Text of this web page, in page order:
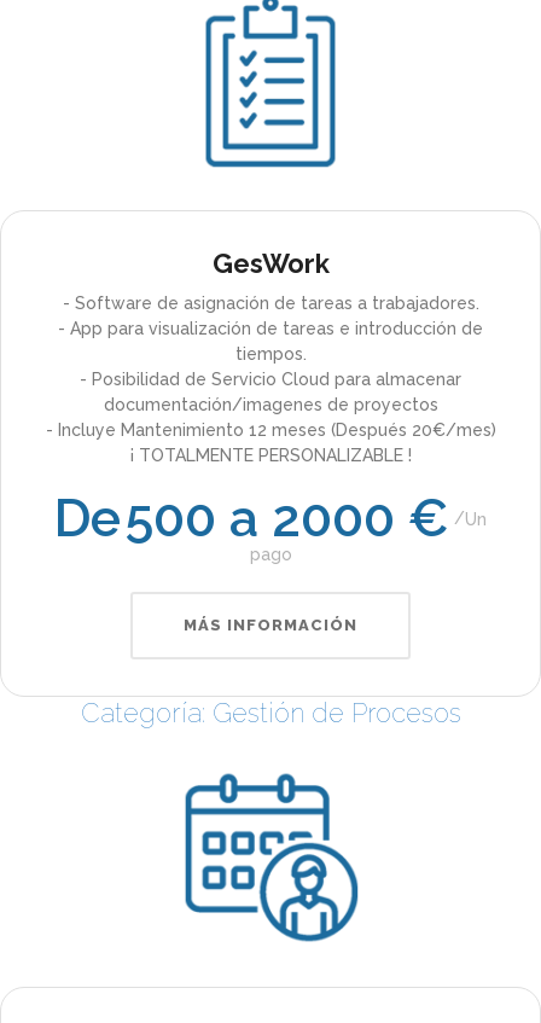
GesWork
- Software de asignación de tareas a trabajadores.
- App para visualización de tareas e introducción de
tiempos.
- Posibilidad de Servicio Cloud para almacenar
documentación/imagenes de proyectos
- Incluye Mantenimiento 12 meses (Después 20€/mes)
¡ TOTALMENTE PERSONALIZABLE !
De500 a 2000 €
Un
pago
MÁS INFORMACIÓN
Categoría: Gestión de Procesos